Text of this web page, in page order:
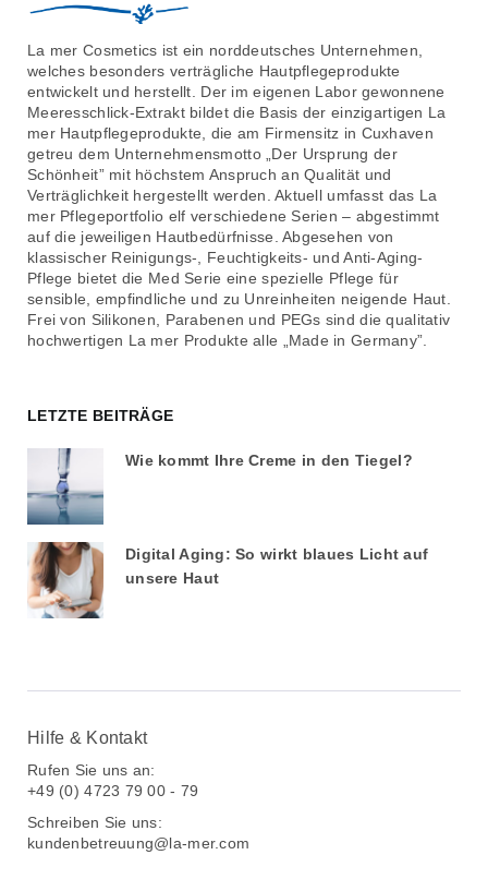
La mer Cosmetics ist ein norddeutsches Unternehmen,
welches besonders verträgliche Hautpflegeprodukte
entwickelt und herstellt. Der im eigenen Labor gewonnene
Meeresschlick-Extrakt bildet die Basis der einzigartigen La
mer Hautpflegeprodukte, die am Firmensitz in Cuxhaven
getreu dem Unternehmensmotto „Der Ursprung der
Schönheit” mit höchstem Anspruch an Qualität und
Verträglichkeit hergestellt werden. Aktuell umfasst das La
mer Pflegeportfolio elf verschiedene Serien – abgestimmt
auf die jeweiligen Hautbedürfnisse. Abgesehen von
klassischer Reinigungs-, Feuchtigkeits- und Anti-Aging-
Pflege bietet die Med Serie eine spezielle Pflege für
sensible, empfindliche und zu Unreinheiten neigende Haut.
Frei von Silikonen, Parabenen und PEGs sind die qualitativ
hochwertigen La mer Produkte alle „Made in Germany”.
LETZTE BEITRÄGE
Wie kommt Ihre Creme in den Tiegel?
Digital Aging: So wirkt blaues Licht auf
unsere Haut
Hilfe & Kontakt
Rufen Sie uns an:
+49 (0) 4723 79 00 - 79
Schreiben Sie uns:
kundenbetreuung@la-mer.com